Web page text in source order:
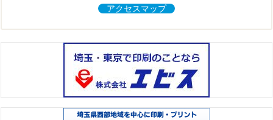
アクセスマップ